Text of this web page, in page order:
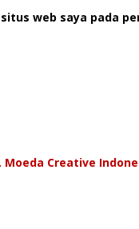
web saya pada
Moeda Creative